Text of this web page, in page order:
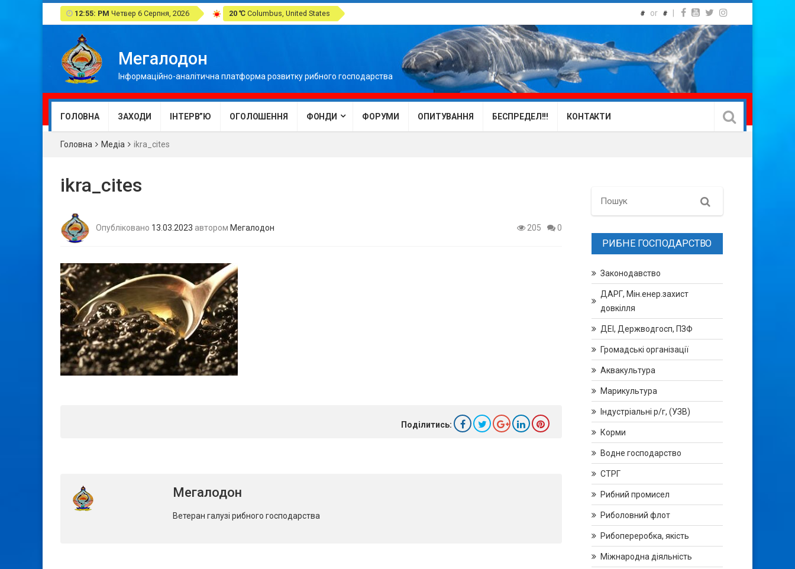
12:55: PM Четвер 6 Серпня, 2026 20 ℃ Columbus, United States # or #
Мегалодон
Інформаційно-аналітична платформа розвитку рибного господарства
ГОЛОВНА ЗАХОДИ ІНТЕРВ”Ю ОГОЛОШЕННЯ ФОНДИ ФОРУМИ ОПИТУВАННЯ БЕСПРЕДЕЛ!!! КОНТАКТИ
Головна Медіа ikra_cites
ikra_cites
Опубліковано 13.03.2023 автором Мегалодон 205 0
Поділитись:
Мегалодон
Ветеран галузі рибного господарства
Search
РИБНЕ ГОСПОДАРСТВО
Законодавство
ДАРГ, Мін.енер.захист
довкілля
ДЕІ, Держводгосп, ПЗФ
Громадські організації
Аквакультура
Марикультура
Індустріальні р/г, (УЗВ)
Корми
Водне господарство
СТРГ
Рибний промисел
Риболовний флот
Рибопереробка, якість
Міжнародна діяльність